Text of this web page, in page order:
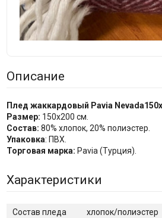
Описание
Плед жаккардовый Pavia Nevada
Размер: 150х200 см.
Состав: 80% хлопок, 20% полиэстер.
Упаковка: ПВХ.
Торговая марка: Pavia (Турция).
Характеристики
Состав пледа
хлопок/полиэстер